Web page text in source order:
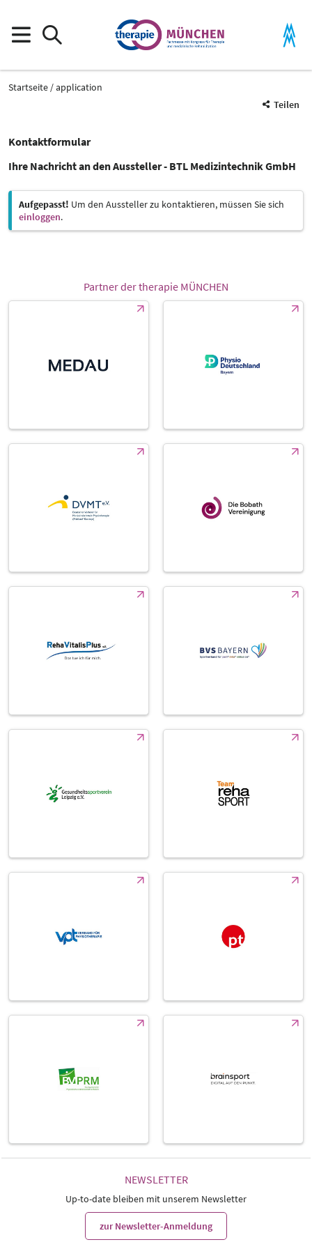
Startseite
application
Teilen
Kontaktformular
Ihre Nachricht an den Aussteller - BTL Medizintechnik GmbH
Aufgepasst! Um den Aussteller zu kontaktieren, müssen Sie sich
einloggen.
Partner der therapie MÜNCHEN
NEWSLETTER
Up-to-date bleiben mit unserem Newsletter
zur Newsletter-Anmeldung